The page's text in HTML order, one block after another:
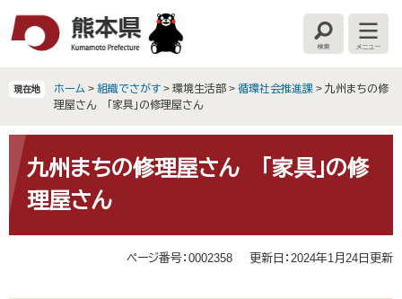
文
へ
検
索
メ
ニ
ー
現在地 ホーム > 組織でさがす > 環境生活部 > 循環社会推進課 > 九州まちの修
理屋さん 「家具」の修理屋さん
文 九州まちの修理屋さん 「家具」の修
理屋さん
ページ番号：0002358 更新日：2024年1月24日更新